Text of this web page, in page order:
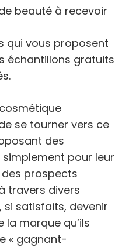
beauté à recevoir
qui vous proposent
échantillons gratuits
se tourner vers ce
des
pour leur
prospects
travers divers
satisfaits, devenir
marque qu’ils
« gagnant-